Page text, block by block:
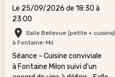
Le 25/09/2026 de 18:30 à
23:00
Salle Bellevue (petite + cuisine)
à Fontaine-Mil
Séance - Cuisine conviviale
à Fontaine Milon suivi d'un